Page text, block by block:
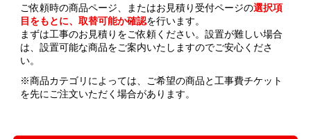
ご依頼時の商品ページ、またはお見積り受付ページの選択項
目をもとに、取替可能か確認を行います。
まずは工事のお見積りをご依頼ください。設置が難しい場合
は、設置可能な商品をご案内いたしますのでご安心くださ
い。
※商品カテゴリによっては、ご希望の商品と工事費チケット
を先にご注文いただく場合があります。